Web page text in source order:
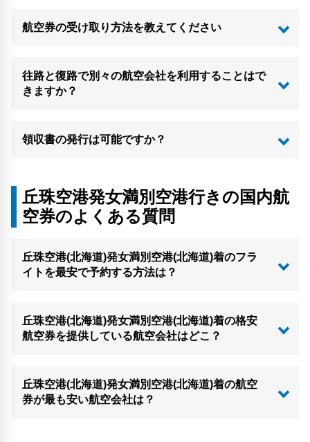
航空券の受け取り方法を教えてください
往路と復路で別々の航空会社を利用することはで
きますか？
領収書の発行は可能ですか？
丘珠空港発女満別空港行きの国内航
空券のよくある質問
丘珠空港(北海道)発女満別空港(北海道)着のフラ
イトを最安で予約する方法は？
丘珠空港(北海道)発女満別空港(北海道)着の格安
航空券を提供している航空会社はどこ？
丘珠空港(北海道)発女満別空港(北海道)着の航空
券が最も安い航空会社は？